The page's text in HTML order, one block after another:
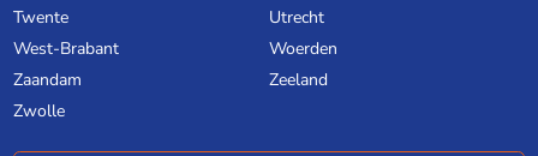
Twente
Utrecht
West-Brabant
Woerden
Zaandam
Zeeland
Zwolle